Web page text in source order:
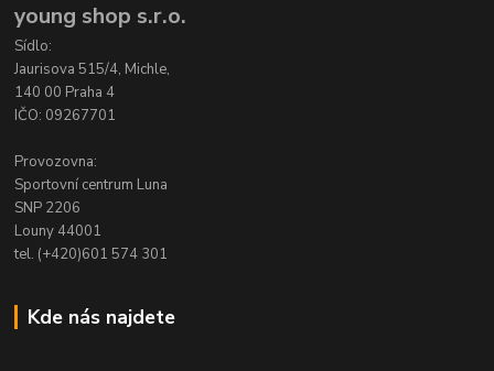
young shop s.r.o.
Sídlo:
Jaurisova 515/4, Michle,
140 00 Praha 4
IČO: 09267701
Provozovna:
Sportovní centrum Luna
SNP 2206
Louny 44001
tel. (+420)601 574 301
Kde nás najdete